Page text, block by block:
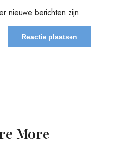
nieuwe berichten zijn.
More